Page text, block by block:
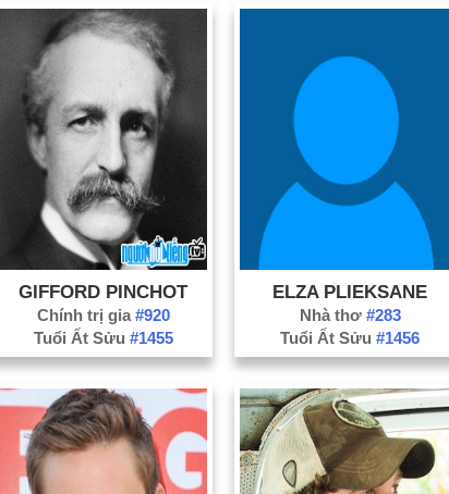
GIFFORD PINCHOT
Chính trị gia #920
Tuổi Ất Sửu #1455
ELZA PLIEKSANE
Nhà thơ #283
Tuổi Ất Sửu#1456